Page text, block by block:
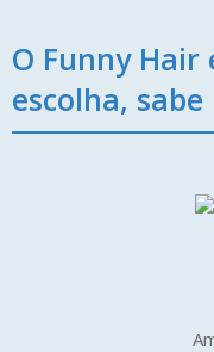
O Funny Hair
escolha,